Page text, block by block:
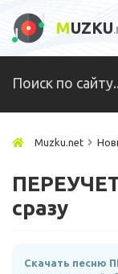
MUZKU
Muzku.net
сразу
Скачать песню